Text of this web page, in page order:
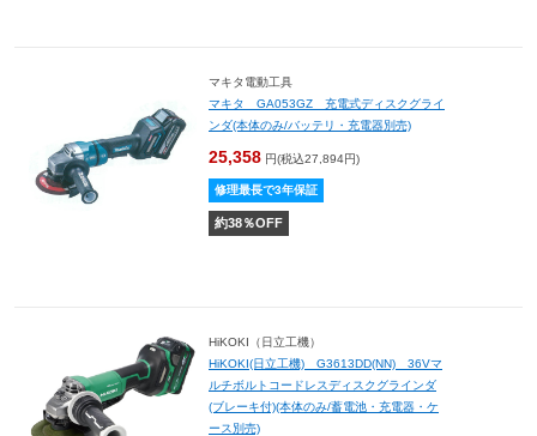
マキタ電動工具
マキタ GA053GZ 充電式ディスクグライ
ンダ(本体のみ/バッテリ・充電器別売)
25,358 円(税込27,894円)
修理最長で3年保証
約38％OFF
HiKOKI（日立工機）
HiKOKI(日立工機) G3613DD(NN) 36Vマ
ルチボルトコードレスディスクグラインダ
(ブレーキ付)(本体のみ/蓄電池・充電器・ケ
ース別売)